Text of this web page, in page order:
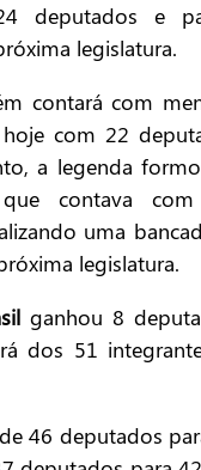
deputados e
legislatura.
contará com
com 22
a legenda
contava
uma
legislatura.
ganhou 8
dos 51
46 deputados